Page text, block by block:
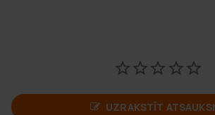
UZRAKSTĪT